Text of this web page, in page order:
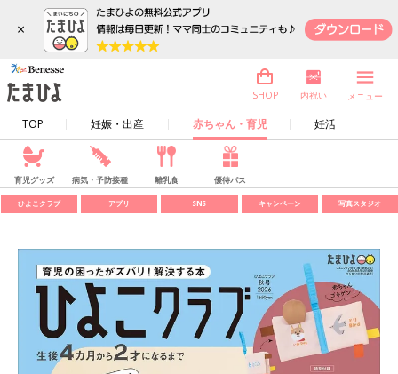
×
TOP 妊娠・出産 赤ちゃん・育児 妊活
SHOP 内祝い メニュー
育児グッズ 病気・予防接種 離乳食 優待パス
ひよこクラブ アプリ SNS キャンペーン 写真スタジオ